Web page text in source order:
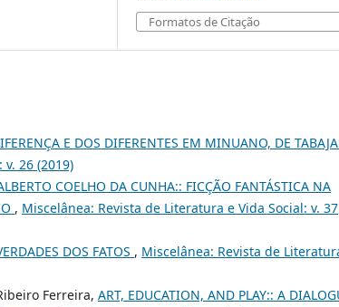
Formatos de Citação
E DOS DIFERENTES EM MINUANO, DE
26 (2019)
COELHO DA CUNHA:: FICÇÃO FANTÁSTICA NA
, Miscelânea: Revista de Literatura e Vida Social: v. 37
DOS FATOS , Miscelânea: Revista de
Ferreira, ART, EDUCATION, AND PLAY:: A